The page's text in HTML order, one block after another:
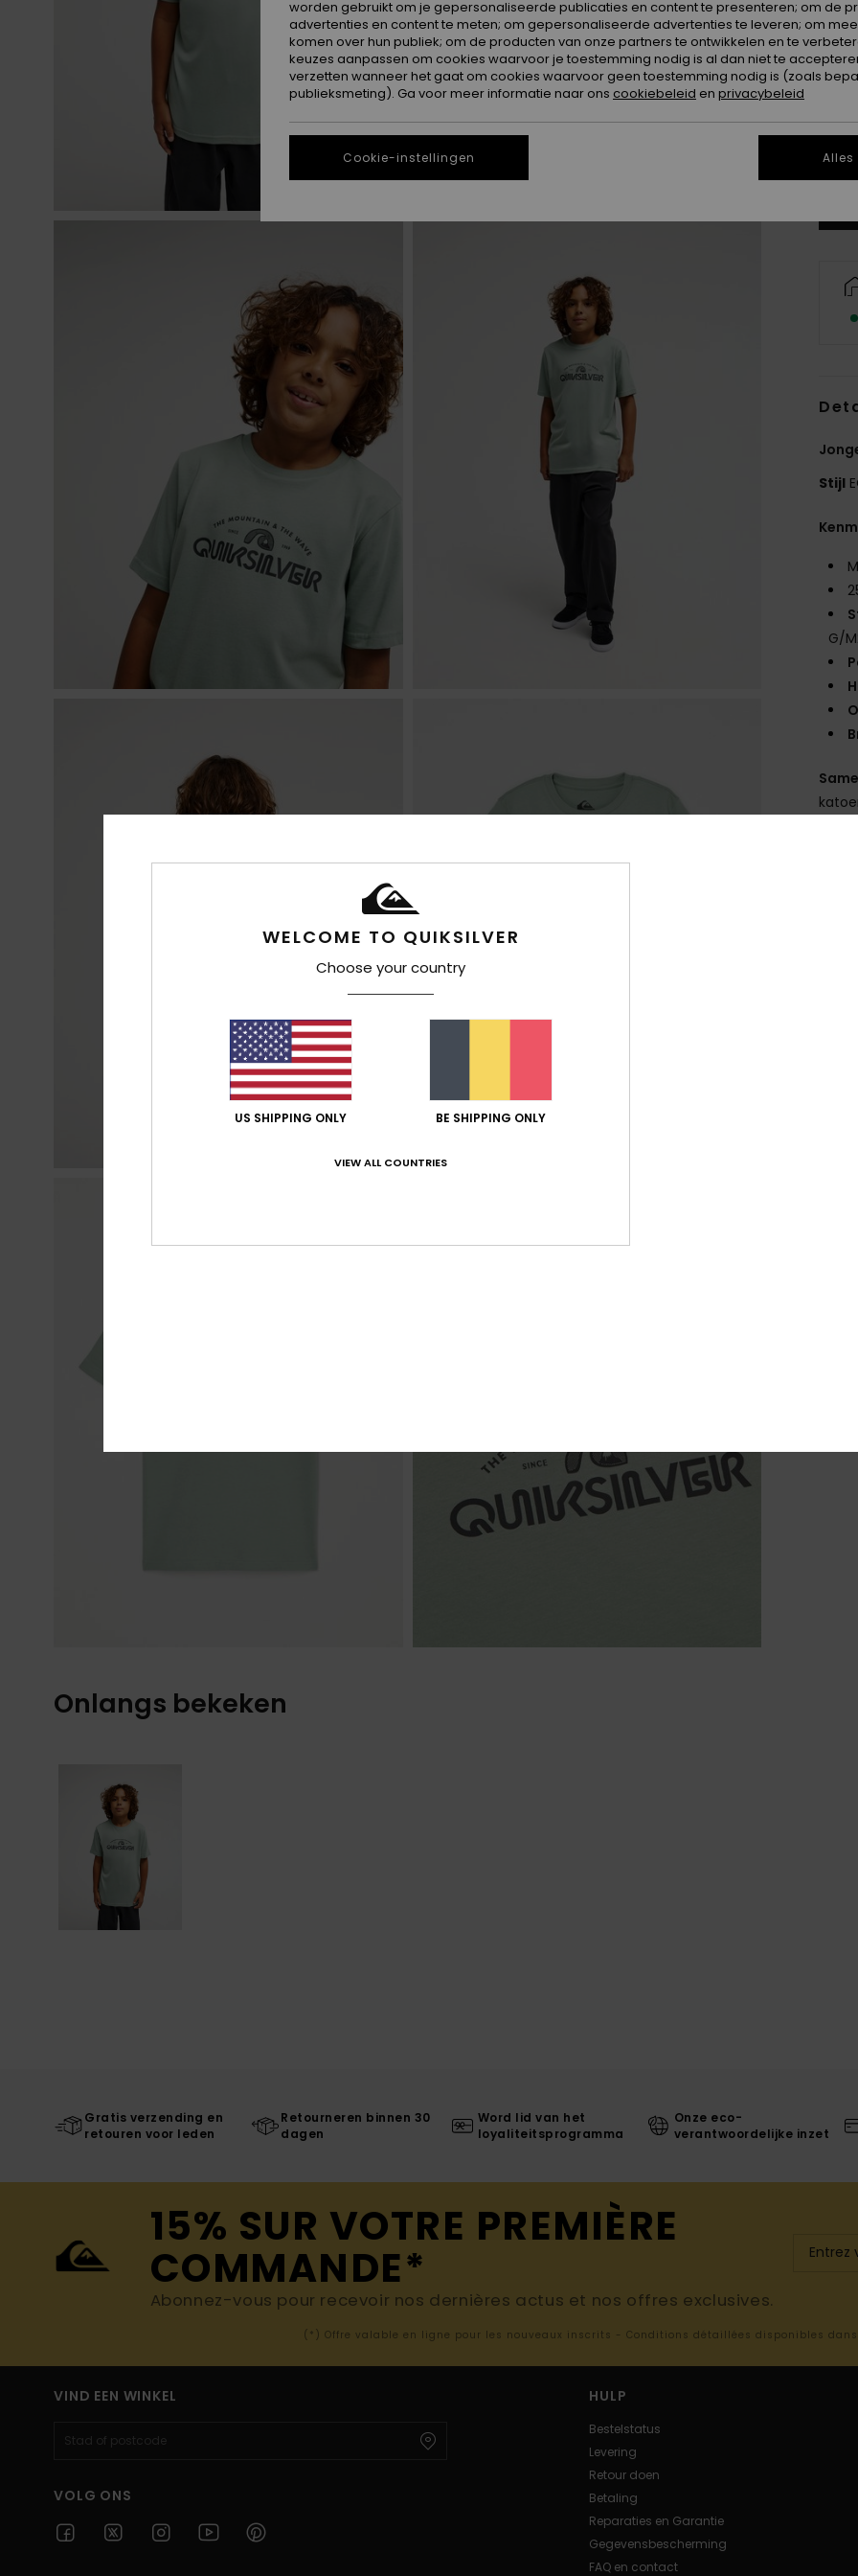
Stijl
G/
Onlangs bekeken
Gratis verzending en
retouren voor leden
Retourneren binnen 30
dagen
Word lid van het
loyaliteitsprogramma
Onze eco-
verantwoordelijke inzet
15% SUR VOTRE PREMIÈRE
COMMANDE*
Abonnez-vous pour recevoir nos dernières actus et nos offres exclusives.
(*) Offre valable en ligne pour les nouveaux inscrits - Conditions détaillées disponibles
VIND EEN WINKEL
VOLG ONS
HULP
Bestelstatus
Levering
Retour doen
Betaling
Reparaties en Garantie
Gegevensbescherming
FAQ en contact
WELCOME TO QUIKSILVER
Choose your country
US SHIPPING ONLY BE SHIPPING ONLY
VIEW ALL COUNTRIES
worden gebruikt om je gepersonaliseerde publicaties en content te presenteren; om de
advertenties en content te meten; om gepersonaliseerde advertenties te leveren; om
komen over hun publiek; om de producten van onze partners te ontwikkelen en te
keuzes aanpassen om cookies waarvoor je toestemming nodig is al dan niet te
verzetten wanneer het gaat om cookies waarvoor geen toestemming nodig is (zoals
publieksmeting). Ga voor meer informatie naar ons cookiebeleid en privacybeleid
Cookie-instellingen Alles